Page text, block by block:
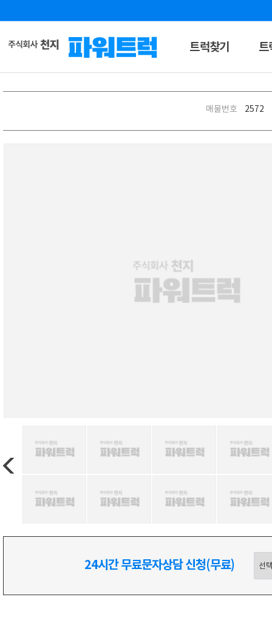
트럭찾기 트
매물번호 2572
24시간 무료문자상담 신청(무료)